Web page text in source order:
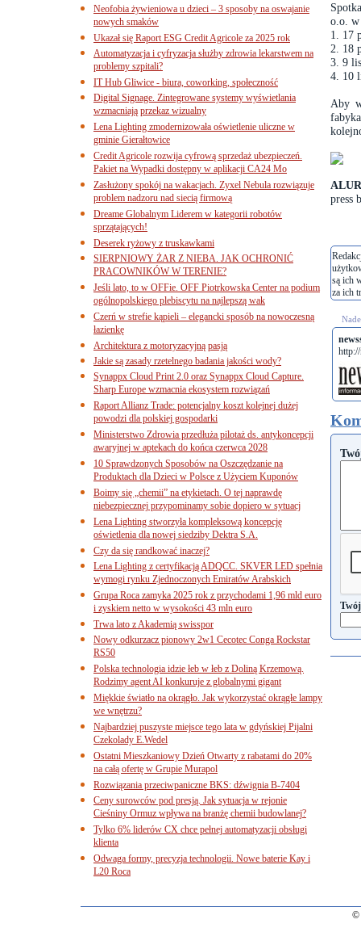
o.o.
1. 17
2. 18
3. 9
4. 10
Aby
press
są ich
za ich
Neofobia żywieniowa u dzieci – 3 sposoby na oswajanie
nowych smaków
Ukazał się Raport ESG Credit Agricole za 2025 rok
Automatyzacja i cyfryzacja służby zdrowia lekarstwem na
problemy szpitali?
IT Hub Gliwice - biura, coworking, społeczność
Digital Signage. Zintegrowane systemy wyświetlania
wzmacniają przekaz wizualny
Lena Lighting zmodernizowała oświetlenie uliczne w
gminie Gierałtowice
Credit Agricole rozwija cyfrową sprzedaż ubezpieczeń.
Pakiet na Wypadki dostępny w aplikacji CA24 Mo
Zasłużony spokój na wakacjach. Zyxel Nebula rozwiązuje
problem nadzoru nad siecią firmową
Dreame Globalnym Liderem w kategorii robotów
sprzątających!
Deserek ryżowy z truskawkami
SIERPNIOWY ŻAR Z NIEBA. JAK OCHRONIĆ
PRACOWNIKÓW W TERENIE?
Jeśli lato, to w OFFie. OFF Piotrkowska Center na podium
ogólnopolskiego plebiscytu na najlepszą wak
Czerń w strefie kąpieli – elegancki sposób na nowoczesną
łazienkę
Architektura z motoryzacyjną pasją
Jakie są zasady rzetelnego badania jakości wody?
Synappx Cloud Print 2.0 oraz Synappx Cloud Capture.
Sharp Europe wzmacnia ekosystem rozwiązań
Raport Allianz Trade: potencjalny koszt kolejnej dużej
powodzi dla polskiej gospodarki
Ministerstwo Zdrowia przedłuża pilotaż ds. antykoncepcji
awaryjnej w aptekach do końca czerwca 2028
10 Sprawdzonych Sposobów na Oszczędzanie na
Produktach dla Dzieci w Polsce z Użyciem Kuponów
Boimy się „chemii” na etykietach. O tej naprawdę
niebezpiecznej przypominamy sobie dopiero w sytuacj
Lena Lighting stworzyła kompleksową koncepcję
oświetlenia dla nowej siedziby Dektra S.A.
Czy da się randkować inaczej?
Lena Lighting z certyfikacją ADQCC. SKVER LED spełnia
wymogi rynku Zjednoczonych Emiratów Arabskich
Grupa Roca zamyka 2025 rok z przychodami 1,96 mld euro
i zyskiem netto w wysokości 43 mln euro
Trwa lato z Akademią swisspor
Nowy odkurzacz pionowy 2w1 Cecotec Conga Rockstar
RS50
Polska technologia idzie łeb w łeb z Doliną Krzemową.
Rodzimy agent AI konkuruje z globalnymi gigant
Miękkie światło na okrągło. Jak wykorzystać okrągłe lampy
we wnętrzu?
Najbardziej puszyste miejsce tego lata w gdyńskiej Pijalni
Czekolady E.Wedel
Ostatni Mieszkaniowy Dzień Otwarty z rabatami do 20%
na całą ofertę w Grupie Murapol
Rozwiązania przeciwpaniczne BKS: dźwignia B-7404
Ceny surowców pod presją. Jak sytuacja w rejonie
Cieśniny Ormuz wpływa na branżę chemii budowlanej?
Tylko 6% liderów CX chce pełnej automatyzacji obsługi
klienta
Odwaga formy, precyzja technologii. Nowe baterie Kay i
L20 Roca
©